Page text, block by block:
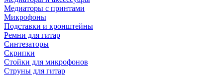
Медиаторы с принтами
Микрофоны
Подставки и кронштейны
Ремни для гитар
Синтезаторы
Скрипки
Стойки для микрофонов
Струны для гитар